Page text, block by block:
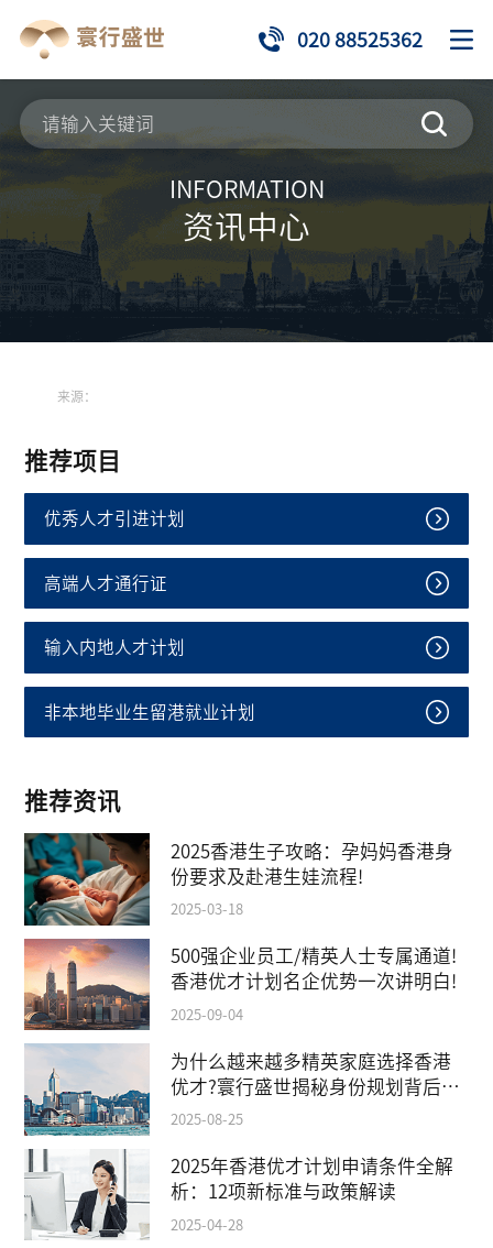
020 88525362
INFORMATION
资讯中心
来源：
推荐项目
优秀人才引进计划
高端人才通行证
输入内地人才计划
非本地毕业生留港就业计划
推荐资讯
2025香港生子攻略：孕妈妈香港身
份要求及赴港生娃流程!
2025-03-18
500强企业员工/精英人士专属通道!
香港优才计划名企优势一次讲明白!
2025-09-04
为什么越来越多精英家庭选择香港
优才?寰行盛世揭秘身份规划背后的
教育红利
2025-08-25
2025年香港优才计划申请条件全解
析：12项新标准与政策解读
2025-04-28